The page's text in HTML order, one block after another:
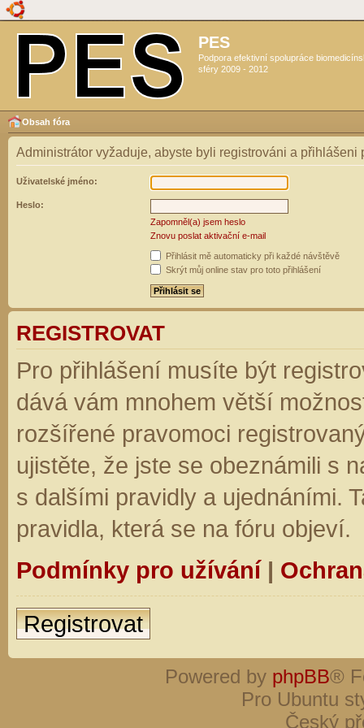
PES
Podpora efektivní spolupráce
sféry 2009 - 2012
Obsah fóra
Administrátor vyžaduje, abyste byli registrováni a přihlášeni
Uživatelské jméno:
Heslo:
Zapomněl(a) jsem heslo
Znovu poslat aktivační e-mail
Přihlásit mě automaticky při každé návštěvě
Skrýt můj online stav pro toto přihlášení
REGISTROVAT
Pro přihlášení musíte být
dává vám mnohem větší
rozšířené pravomoci
ujistěte, že jste se obeznámili s
s dalšími pravidly a ujednáními.
pravidla, která se na fóru objeví.
Podmínky pro užívání|
Registrovat
Powered by phpBB®
Pro Ubuntu
Český